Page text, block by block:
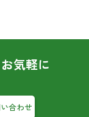
気軽に
合わせ